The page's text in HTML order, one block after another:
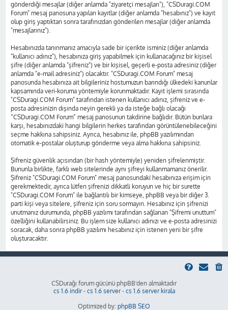
gönderdiği mesajlar (diğer anlamda "ziyaretçi mesajları"), "CSDuragi.COM
Forum" mesaj panosuna yapılan kayıtlar (diğer anlamda "hesabınız") ve kayıt
olup giriş yaptıktan sonra tarafınızdan gönderilen mesajlar (diğer anlamda
"mesajlarınız").
Hesabınızda tanınmanız amacıyla sade bir içerikte isminiz (diğer anlamda
"kullanıcı adınız"), hesabınıza giriş yapabilmek için kullanacağınız bir kişisel
şifre (diğer anlamda "şifreniz") ve bir kişisel, geçerli e-posta adresiniz (diğer
anlamda "e-mail adresiniz") olacaktır. "CSDuragi.COM Forum" mesaj
panosunda hesabınıza ait bilgileriniz hostumuzun barındığı ülkedeki kanunlar
kapsamında veri-koruma yöntemiyle korunmaktadır. Kayıt işlemi sırasında
"CSDuragi.COM Forum" tarafından istenen kullanıcı adınız, şifreniz ve e-
posta adresinizin dışında neyin gerekli ya da isteğe bağlı olacağı
“CSDuragi.COM Forum” mesaj panosunun takdirine bağlıdır. Bütün bunlara
karşı, hesabınızdaki hangi bilgilerin herkes tarafından görüntülenebileceğini
seçme hakkına sahipsiniz. Ayrıca, hesabınız ile, phpBB yazılımından
otomatik e-postalar oluşturup gönderme veya alma hakkına sahipsiniz.
Şifreniz güvenlik açısından (bir hash yöntemiyle) yeniden şifrelenmiştir.
Bununla birlikte, farklı web sitelerinde aynı şifreyi kullanmamanız önerilir.
Şifreniz "CSDuragi.COM Forum" mesaj panosundaki hesabınıza erişim için
gerekmektedir, ayrıca lütfen şifrenizi dikkatli koruyun ve hiç bir surette
"CSDuragi.COM Forum" ile bağlantılı bir kimseye, phpBB veya bir diğer 3.
parti kişi veya sitelere, şifreniz için soru sormayın. Hesabınız için şifrenizi
unutmanız durumunda, phpBB yazılımı tarafından sağlanan "Şifremi unuttum"
özelliğini kullanabilirsiniz. Bu işlem size kullanıcı adınızı ve e-posta adresinizi
soracak, daha sonra phpBB yazılımı hesabınız için istenen yeni bir şifre
oluşturacaktır.
CSDurağı forum gücünü phpBB'den almaktadır
cs 1.6 indir- cs 1.6 server- cs 1.6 server kirala
Optimized by: phpBB SEO